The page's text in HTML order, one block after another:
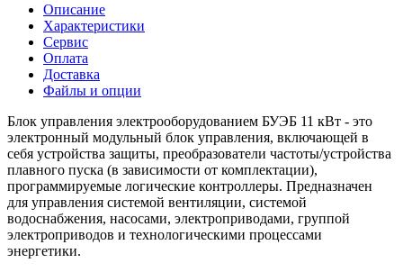
Описание
Характеристики
Сервис
Оплата
Доставка
Файлы и опции
Блок управления электрооборудованием БУЭБ 11 кВт - это
электронный модульный блок управления, включающей в
себя устройства защиты, преобразователи частоты/устройства
плавного пуска (в зависимости от комплектации),
программируемые логические контроллеры. Предназначен
для управления системой вентиляции, системой
водоснабжения, насосами, электроприводами, группой
электроприводов и технологическими процессами
энергетики.